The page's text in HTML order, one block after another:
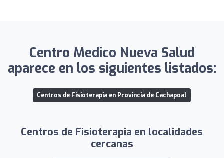
Centro Medico Nueva Salud
aparece en los siguientes listados:
Centros de Fisioterapia en Provincia de Cachapoal
Centros de Fisioterapia en localidades
cercanas